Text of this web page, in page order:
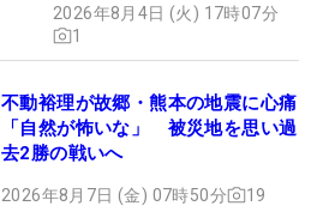
2026年8月4日 (火) 17時07分
1
不動裕理が故郷・熊本の地震に心痛
「自然が怖いな」 被災地を思い過
去2勝の戦いへ
2026年8月7日 (金) 07時50分 19